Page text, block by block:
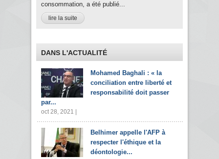
consommation, a été publié...
lire la suite
DANS L'ACTUALITÉ
Mohamed Baghali : « la
conciliation entre liberté et
responsabilité doit passer
par...
oct 28, 2021 |
Belhimer appelle l'AFP à
respecter l'éthique et la
déontologie...